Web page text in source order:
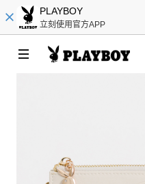
PLAYBOY
立刻使用官方APP